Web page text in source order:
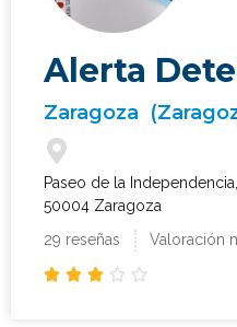
Alerta
Zaragoza
Paseo de la
50004 Zaragoza
29 reseñas
Valoración
    